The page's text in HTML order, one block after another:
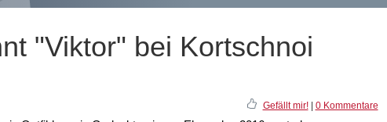
"Viktor" bei Kortschnoi
Gefällt mir!| 0 Kommentare